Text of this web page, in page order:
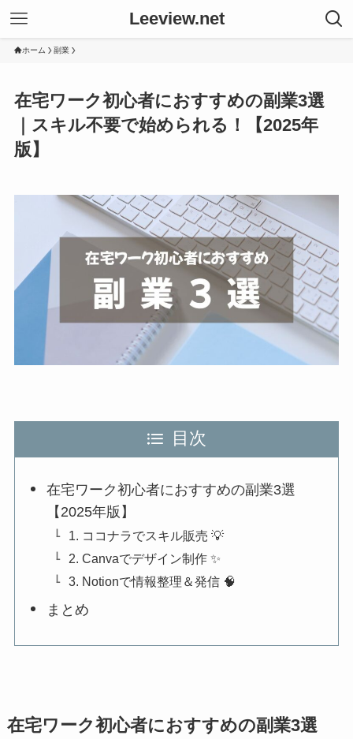
Leeview.net
ホーム 副業
在宅ワーク初心者におすすめの副業3選
｜スキル不要で始められる！【2025年
版】
目次
在宅ワーク初心者におすすめの副業3選
【2025年版】
1. ココナラでスキル販売 💡
2. Canvaでデザイン制作 ✨
3. Notionで情報整理＆発信 🧠
まとめ
在宅ワーク初心者におすすめの副業3選